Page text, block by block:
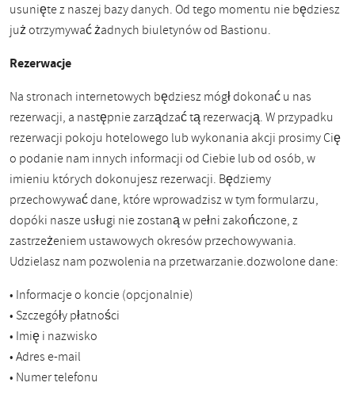
usunięte z naszej bazy danych. Od tego momentu nie będziesz
już otrzymywać żadnych biuletynów od Bastionu.
Rezerwacje
Na stronach internetowych będziesz mógł dokonać u nas
rezerwacji, a następnie zarządzać tą rezerwacją. W przypadku
rezerwacji pokoju hotelowego lub wykonania akcji prosimy Cię
o podanie nam innych informacji od Ciebie lub od osób, w
imieniu których dokonujesz rezerwacji. Będziemy
przechowywać dane, które wprowadzisz w tym formularzu,
dopóki nasze usługi nie zostaną w pełni zakończone, z
zastrzeżeniem ustawowych okresów przechowywania.
Udzielasz nam pozwolenia na przetwarzanie.dozwolone dane:
• Informacje o koncie (opcjonalnie)
• Szczegóły płatności
• Imię i nazwisko
• Adres e-mail
• Numer telefonu